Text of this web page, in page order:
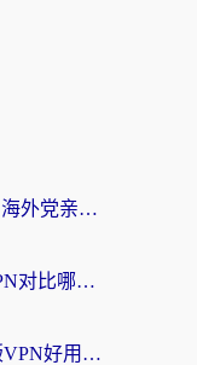
迅游和Unblock Youku好用吗？海外党亲测：3个维度教你选对回国加速器
穿梭VPN好用吗？和爱加速VPN对比哪个回国效果更好？海外党必看的实用指南
海外看国内剧总卡？快帆TV版VPN好用吗？和海牛VPN对比哪个回国效果更好？